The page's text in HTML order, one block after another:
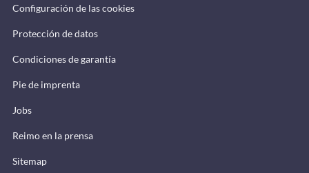
Configuración de las cookies
Protección de datos
Condiciones de garantía
Pie de imprenta
Jobs
Reimo en la prensa
Sitemap